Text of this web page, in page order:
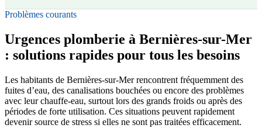
Problèmes courants
Urgences plomberie à Bernières-sur-Mer
: solutions rapides pour tous les besoins
Les habitants de Bernières-sur-Mer rencontrent fréquemment des
fuites d’eau, des canalisations bouchées ou encore des problèmes
avec leur chauffe-eau, surtout lors des grands froids ou après des
périodes de forte utilisation. Ces situations peuvent rapidement
devenir source de stress si elles ne sont pas traitées efficacement.